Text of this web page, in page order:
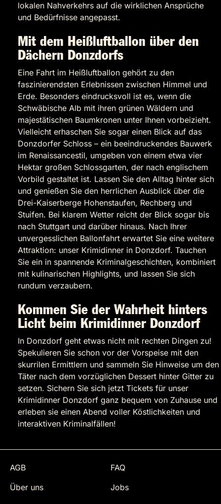
lokalen Nahverkehrs auf die wirklichen Ansprüche
und Bedürfnisse angepasst.
Mit dem Heißluftballon über den
Dächern Donzdorfs
Eine Fahrt im Heißluftballon gehört zu den
faszinierendsten Erlebnissen zwischen Himmel und
Erde. Besonders eindrucksvoll ist es, wenn die
Schwäbische Alb mit ihren grünen Wäldern und
majestätischen Baumkronen unter Ihnen vorbeizieht.
Vielleicht erhaschen Sie sogar einen Blick auf das
Donzdorfer Schloss – ein beeindruckendes Bauwerk
im Renaissancestil, umgeben von einem etwa vier
Hektar großen Schlossgarten, der nach englischem
Vorbild gestaltet ist. Lassen Sie den Alltag hinter sich
und genießen Sie den herrlichen Ausblick über die
Drei-Kaiserberge Hohenstaufen, Rechberg und
Stuifen. Bei klarem Wetter reicht der Blick sogar bis
nach Stuttgart und darüber hinaus. Nach Ihrer
unvergesslichen Ballonfahrt erwartet Sie eine weitere
Attraktion: unser Krimidinner in Donzdorf. Tauchen
Sie ein in spannende Kriminalgeschichten, kombiniert
mit kulinarischen Highlights, und lassen Sie sich
rundum verzaubern.
Kommen Sie der Wahrheit hinters
Licht beim Krimidinner Donzdorf
In Donzdorf geht etwas nicht mit rechten Dingen zu!
Spekulieren Sie schon vor der Vorspeise mit den
skurrilen Ermittlern und sammeln Sie Hinweise um den
Täter nach dem vorzüglichen Dessert hinter Gitter zu
setzen. Sichern Sie sich jetzt Tickets für unser
Krimidinner Donzdorf ganz bequem von Zuhause und
erleben sie einen Abend voller Köstlichkeiten und
interaktiven Kriminalfällen!
AGB
FAQ
Über uns
Jobs